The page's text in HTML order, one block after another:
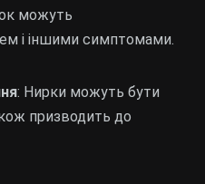
можуть
і іншими симптомами.
: Нирки можуть бути
призводить до